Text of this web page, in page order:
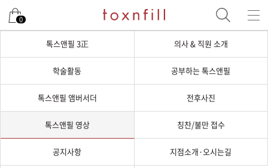
0
톡스앤필 3正 의사 & 직원 소개
학술활동 공부하는 톡스앤필
톡스앤필 앰버서더 전후사진
톡스앤필 영상 칭찬/불만 접수
공지사항 지점소개·오시는길